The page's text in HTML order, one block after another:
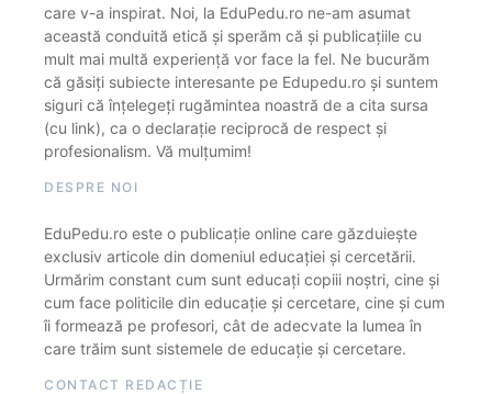
care v-a inspirat. Noi, la EduPedu.ro ne-am asumat
această conduită etică și sperăm că și publicațiile cu
mult mai multă experiență vor face la fel. Ne bucurăm
că găsiți subiecte interesante pe Edupedu.ro și suntem
siguri că înțelegeți rugămintea noastră de a cita sursa
(cu link), ca o declarație reciprocă de respect și
profesionalism. Vă mulțumim!
DESPRE NOI
EduPedu.ro este o publicație online care găzduiește
exclusiv articole din domeniul educației și cercetării.
Urmărim constant cum sunt educați copiii noștri, cine și
cum face politicile din educație și cercetare, cine și cum
îi formează pe profesori, cât de adecvate la lumea în
care trăim sunt sistemele de educație și cercetare.
CONTACT REDACȚIE